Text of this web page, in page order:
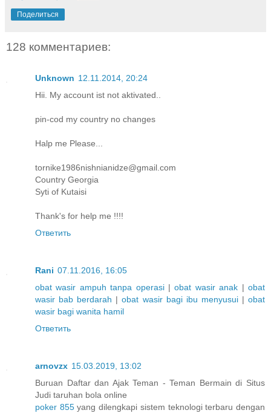
Поделиться
128 комментариев:
Unknown 12.11.2014, 20:24
Hii. My account ist not aktivated..
pin-cod my country no changes
Halp me Please...
tornike1986nishnianidze@gmail.com
Country Georgia
Syti of Kutaisi
Thank's for help me !!!!
Ответить
Rani 07.11.2016, 16:05
obat wasir ampuh tanpa operasi|obat wasir anak |obat
wasir bab berdarah |obat wasir bagi ibu menyusui|obat
wasir bagi wanita hamil
Ответить
arnovzx 15.03.2019, 13:02
Buruan Daftar dan Ajak Teman - Teman Bermain di Situs
Judi taruhan bola online
poker 855yang dilengkapi sistem teknologi terbaru dengan